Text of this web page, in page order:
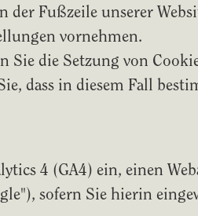
der Fußzeile unserer
vornehmen.
Sie die Setzung von
dass in diesem Fall
4 (GA4) ein, einen
sofern Sie hierin